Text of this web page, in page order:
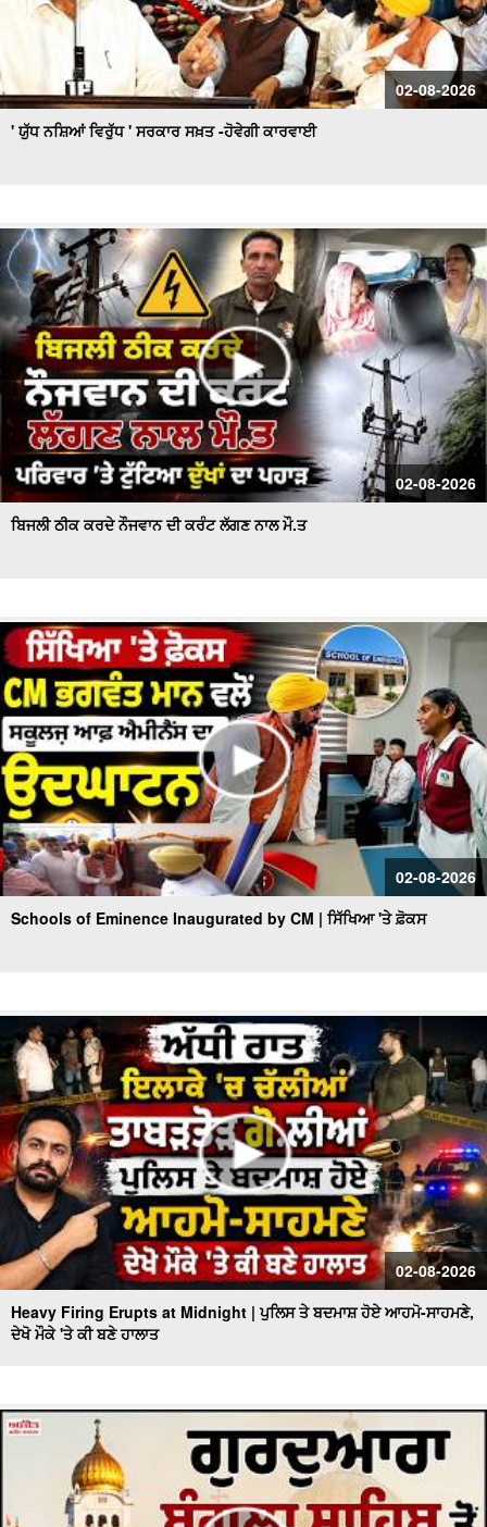
02-08-2026
' ਯੁੱਧ ਨਸ਼ਿਆਂ ਵਿਰੁੱਧ ' ਸਰਕਾਰ ਸਖ਼ਤ -ਹੋਵੇਗੀ ਕਾਰਵਾਈ
02-08-2026
ਬਿਜਲੀ ਠੀਕ ਕਰਦੇ ਨੌਜਵਾਨ ਦੀ ਕਰੰਟ ਲੱਗਣ ਨਾਲ ਮੌ.ਤ
02-08-2026
Schools of Eminence Inaugurated by CM | ਸਿੱਖਿਆ 'ਤੇ ਫ਼ੋਕਸ
02-08-2026
Heavy Firing Erupts at Midnight | ਪੁਲਿਸ ਤੇ ਬਦਮਾਸ਼ ਹੋਏ ਆਹਮੋ-ਸਾਹਮਣੇ,
ਦੇਖੋ ਮੌਕੇ 'ਤੇ ਕੀ ਬਣੇ ਹਾਲਾਤ